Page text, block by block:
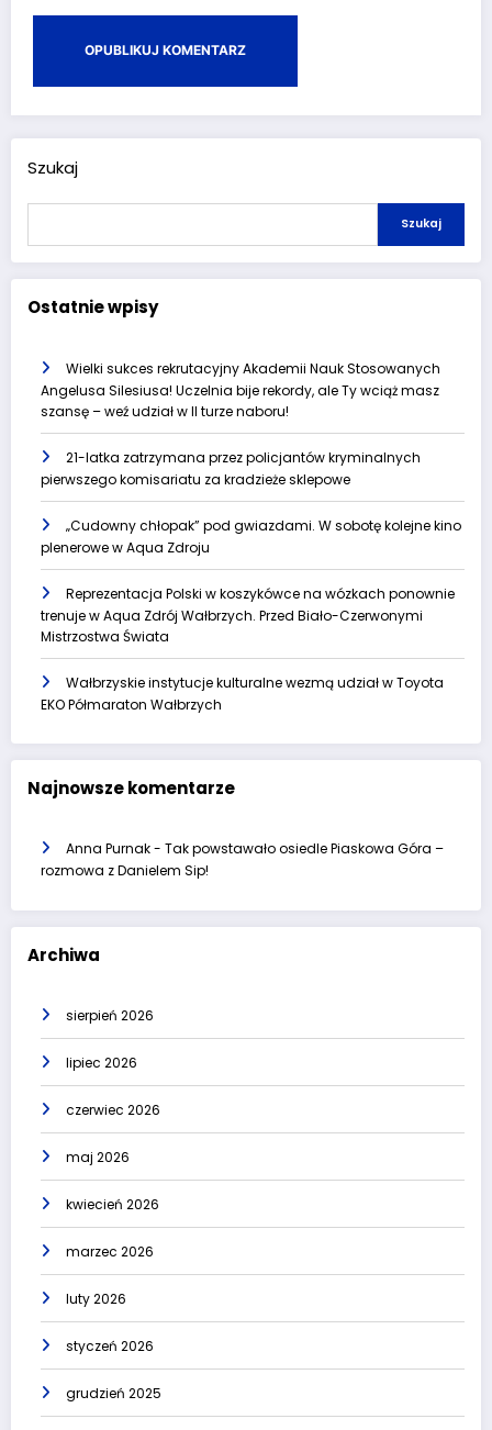
Szukaj
Szukaj
Ostatnie wpisy
Wielki sukces rekrutacyjny Akademii Nauk Stosowanych
Angelusa Silesiusa! Uczelnia bije rekordy, ale Ty wciąż masz
szansę – weź udział w II turze naboru!
21-latka zatrzymana przez policjantów kryminalnych
pierwszego komisariatu za kradzieże sklepowe
„Cudowny chłopak” pod gwiazdami. W sobotę kolejne kino
plenerowe w Aqua Zdroju
Reprezentacja Polski w koszykówce na wózkach ponownie
trenuje w Aqua Zdrój Wałbrzych. Przed Biało-Czerwonymi
Mistrzostwa Świata
Wałbrzyskie instytucje kulturalne wezmą udział w Toyota
EKO Półmaraton Wałbrzych
Najnowsze komentarze
Anna Purnak- Tak powstawało osiedle Piaskowa Góra –
rozmowa z Danielem Sip!
Archiwa
sierpień 2026
lipiec 2026
czerwiec 2026
maj 2026
kwiecień 2026
marzec 2026
luty 2026
styczeń 2026
grudzień 2025